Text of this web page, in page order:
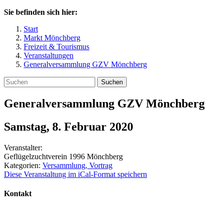
Sie befinden sich hier:
Start
Markt Mönchberg
Freizeit & Tourismus
Veranstaltungen
Generalversammlung GZV Mönchberg
Suchen
Generalversammlung GZV Mönchberg
Samstag, 8. Februar 2020
Veranstalter:
Geflügelzuchtverein 1996 Mönchberg
Kategorien: Versammlung, Vortrag
Diese Veranstaltung im iCal-Format speichern
Kontakt